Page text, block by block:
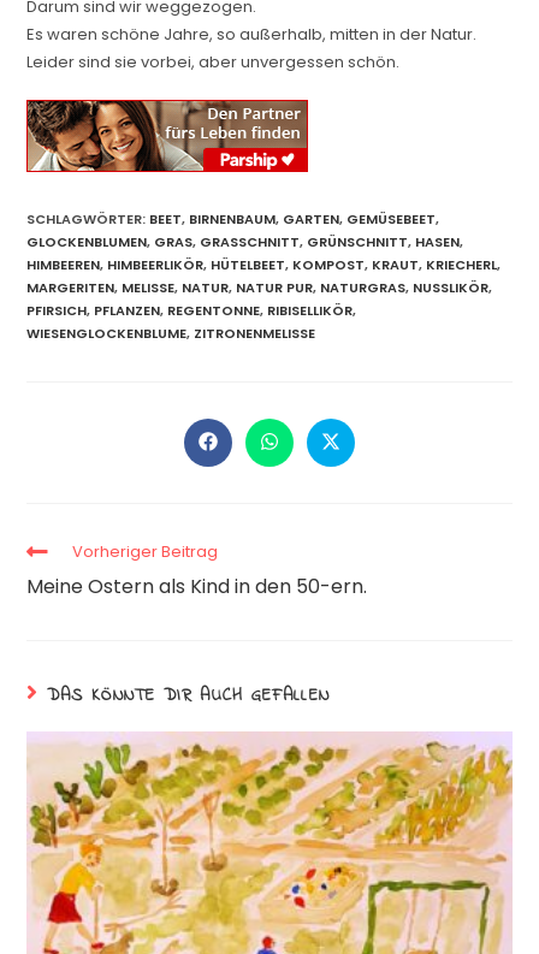
Darum sind wir weggezogen.
Es waren schöne Jahre, so außerhalb, mitten in der Natur.
Leider sind sie vorbei, aber unvergessen schön.
SCHLAGWÖRTER: BEET, BIRNENBAUM, GARTEN, GEMÜSEBEET,
GLOCKENBLUMEN, GRAS, GRASSCHNITT, GRÜNSCHNITT, HASEN,
HIMBEEREN, HIMBEERLIKÖR, HÜTELBEET, KOMPOST, KRAUT, KRIECHERL,
MARGERITEN, MELISSE, NATUR, NATUR PUR, NATURGRAS, NUSSLIKÖR,
PFIRSICH, PFLANZEN, REGENTONNE, RIBISELLIKÖR,
WIESENGLOCKENBLUME, ZITRONENMELISSE
Vorheriger Beitrag
Meine Ostern als Kind in den 50-ern.
DAS KÖNNTE DIR AUCH GEFALLEN